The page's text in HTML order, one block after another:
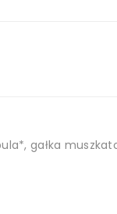
gałka